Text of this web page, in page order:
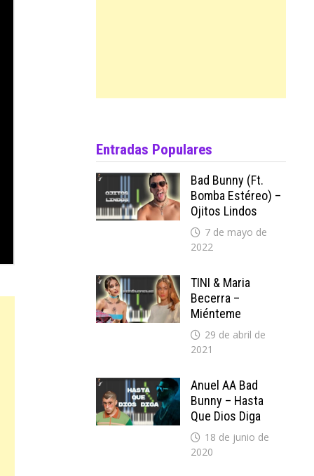
Entradas Populares
Bad Bunny (ft.
Bomba Estéreo) –
Ojitos Lindos
7 de mayo de
2022
TINI & Maria
Becerra –
Miénteme
29 de abril de
2021
Anuel AA Bad
Bunny – Hasta
Que Dios Diga
18 de junio de
2020